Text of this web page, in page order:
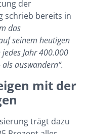
der
schrieb bereits in
das
seinem heutigen
Jahr 400.000
auswandern“.
mit der
trägt dazu